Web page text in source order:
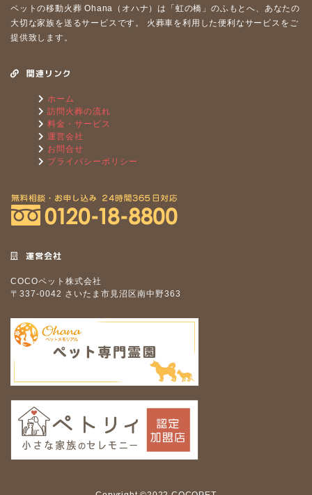
ペットの移動⽕葬 Ohana（オハナ）は「虹の橋」のふもとへ、あなたの
⼤切な家族を送るサービスです。 ⽕葬⾞を利⽤した便利なサービスをご
提供致します。
関連リンク
ホーム
訪問火葬の流れ
料金・サービス
運営会社
お問合せ
プライバシーポリシー
運営会社
COCOペット株式会社
〒337-0042 さいたま市見沼区南中野363